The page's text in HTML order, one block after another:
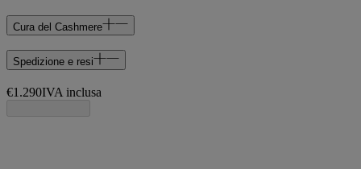
Cura del Cashmere
Spedizione e resi
€1.290IVA inclusa